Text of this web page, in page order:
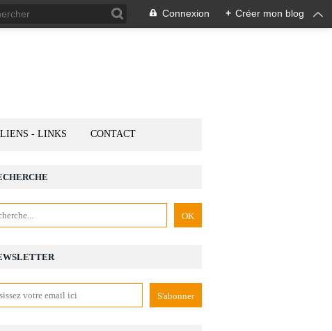
Connexion + Créer mon blog
LIENS - LINKS CONTACT